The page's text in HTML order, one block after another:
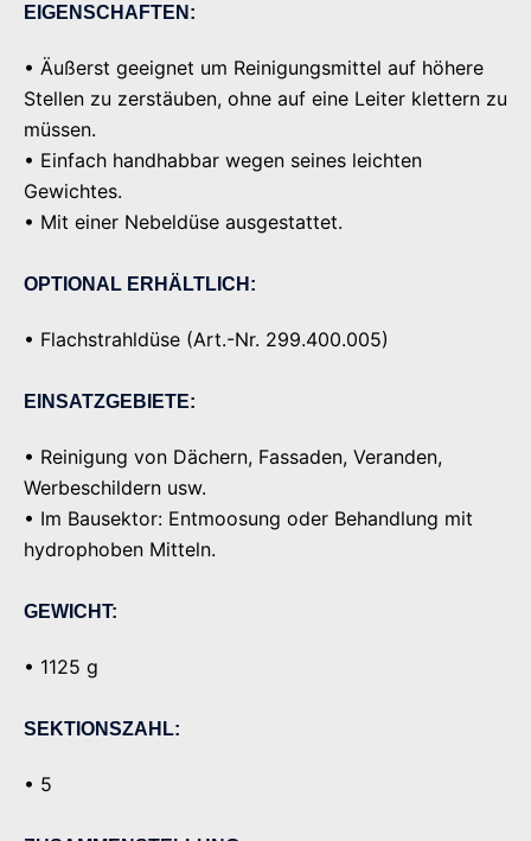
EIGENSCHAFTEN:
• Äußerst geeignet um Reinigungsmittel auf höhere
Stellen zu zerstäuben, ohne auf eine Leiter klettern zu
müssen.
• Einfach handhabbar wegen seines leichten
Gewichtes.
• Mit einer Nebeldüse ausgestattet.
OPTIONAL ERHÄLTLICH:
• Flachstrahldüse (Art.-Nr. 299.400.005)
EINSATZGEBIETE:
• Reinigung von Dächern, Fassaden, Veranden,
Werbeschildern usw.
• Im Bausektor: Entmoosung oder Behandlung mit
hydrophoben Mitteln.
GEWICHT:
• 1125 g
SEKTIONSZAHL:
• 5